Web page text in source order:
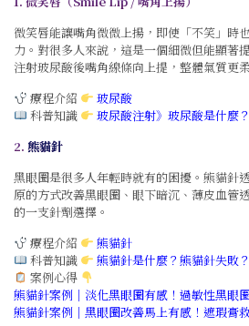
微笑唇能讓嘴角微微上揚，即使「不笑」時
力。對很多人來說，這是一個細微但能顯著
注射玻尿酸後嘴角線條向上提，整體氣質更
療程介紹
玻尿酸
科普知識
玻尿酸注射》玻尿酸是什麼
2. 熊貓針
黑眼圈是很多人年輕時就有的困擾。熊貓針
原的方式改善黑眼圈、眼下暗沉、薄皮血管
的一支針劑選擇。
療程介紹
熊貓針
科普知識
熊貓針是什麼？熊貓針失敗
案例心得
熊貓針案例｜淡化黑眼圈有感！過敏性黑眼
熊貓針案例｜黑眼圈改善馬上有感！遮瑕膏